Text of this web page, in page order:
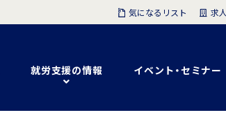
就労支援の情報 イベント・セミナー
気になるリスト 求